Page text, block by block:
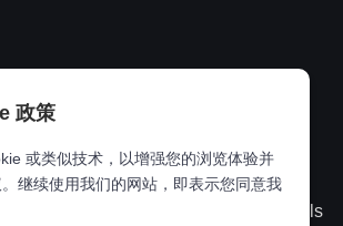
Hi,online tools
政策
或类似技术，以增强您的浏览体验并
继续使用我们的网站，即表示您同意我